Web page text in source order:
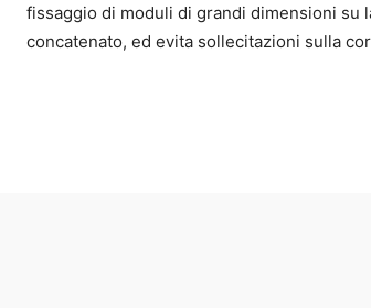
fissaggio di moduli di grandi dimensioni su
concatenato, ed evita sollecitazioni sulla